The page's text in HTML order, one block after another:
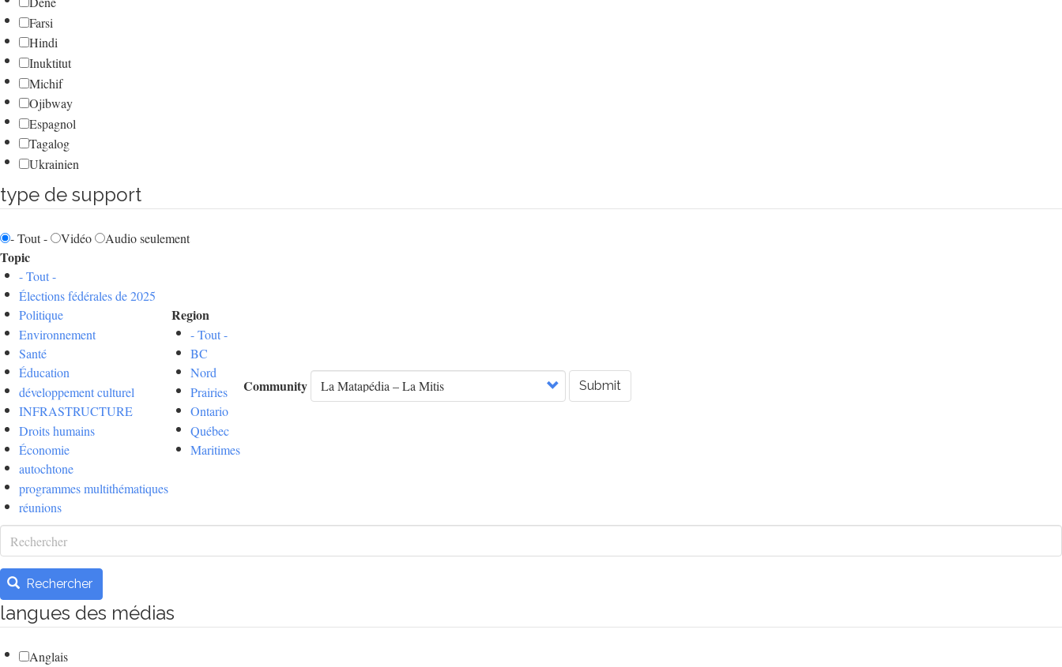
Farsi
Hindi
Inuktitut
Michif
Ojibway
Espagnol
Tagalog
Ukrainien
type de support
- Tout - Vidéo Audio seulement
Topic
- Tout -
Élections fédérales de 2025
Politique
Environnement
Santé
Éducation
développement culturel
INFRASTRUCTURE
Droits humains
Économie
autochtone
programmes multithématiques
réunions
Region
- Tout -
BC
Nord
Prairies
Ontario
Québec
Maritimes
Community Submit
Rechercher
Rechercher
langues des médias
Anglais